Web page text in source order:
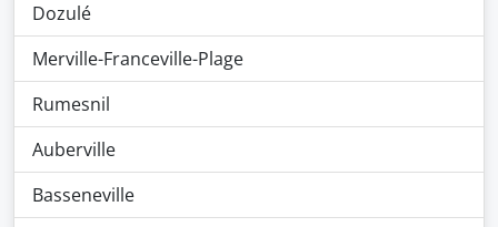
Dozulé
Merville-Franceville-Plage
Rumesnil
Auberville
Basseneville